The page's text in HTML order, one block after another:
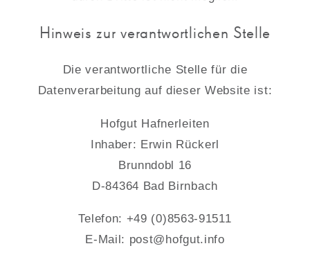
Hinweis zur verantwortlichen Stelle
Die verantwortliche Stelle für die
Datenverarbeitung auf dieser Website ist:
Hofgut Hafnerleiten
Inhaber: Erwin Rückerl
Brunndobl 16
D-84364 Bad Birnbach
Telefon: +49 (0)8563-91511
E-Mail: post@hofgut.info